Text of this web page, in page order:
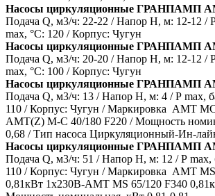
Насосы циркуляционные ГРАНПАМП
Подача Q, м3/ч: 22-22 / Напор H, м: 12-12 /
max, °С: 120 / Корпус: Чугун
Насосы циркуляционные ГРАНПАМП
Подача Q, м3/ч: 20-20 / Напор H, м: 12-12 /
max, °С: 100 / Корпус: Чугун
Насосы циркуляционные ГРАНПАМП
Подача Q, м3/ч: 13 / Напор H, м: 4 / Р max,
110 / Корпус: Чугун / Маркировка AMT
AMT(Z) M-C 40/180 F220 / Мощность
0,68 / Тип насоса Циркуляционный-Ин-
Насосы циркуляционные ГРАНПАМП
Подача Q, м3/ч: 51 / Напор H, м: 12 / Р max,
110 / Корпус: Чугун / Маркировка AMT
0,81кВт 1х230В-AMT MS 65/120 F340